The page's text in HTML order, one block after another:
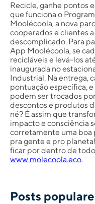
Recicle, ganhe pontos
que funciona o
Moolécoola, a nova
cooperados e clientes
descomplicado. Para
App Moolécoola, se
recicláveis e levá-los
inaugurada no
Industrial. Na entrega,
pontuação específica,
podem ser trocados
descontos e produtos
né? É assim que
impacto e consciência
corretamente uma boa
pra gente e pro
ficar por dentro de
www.molecoola.eco.
Posts